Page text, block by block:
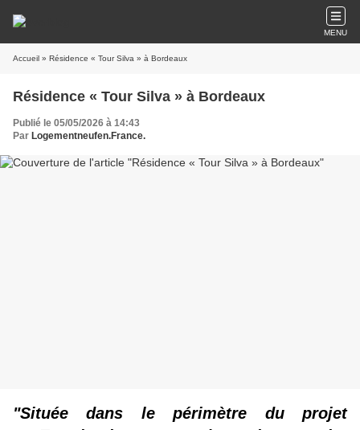
MENU
Accueil » Résidence « Tour Silva » à Bordeaux
Résidence « Tour Silva » à Bordeaux
Publié le 05/05/2026 à 14:43
Par Logementneufen.France.
"Située dans le périmètre du projet